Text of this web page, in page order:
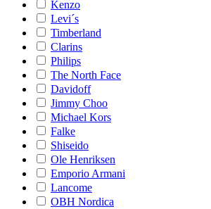
Kenzo
Levi´s
Timberland
Clarins
Philips
The North Face
Davidoff
Jimmy Choo
Michael Kors
Falke
Shiseido
Ole Henriksen
Emporio Armani
Lancome
OBH Nordica